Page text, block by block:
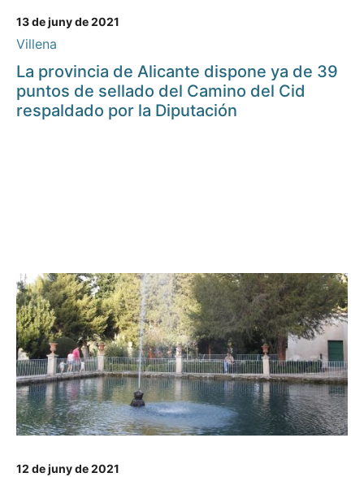
13 de juny de 2021
Villena
La provincia de Alicante dispone ya de 39
puntos de sellado del Camino del Cid
respaldado por la Diputación
12 de juny de 2021